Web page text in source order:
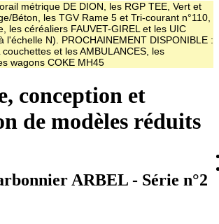
métrique DE DION, les RGP TEE, Vert et
Béton, les TGV Rame 5 et Tri-courant n°110,
les céréaliers FAUVET-GIREL et les UIC
l'échelle N). PROCHAINEMENT DISPONIBLE :
et les AMBULANCES, les
wagons COKE MH45
conception et
de modèles réduits
ARBEL - Série n°2